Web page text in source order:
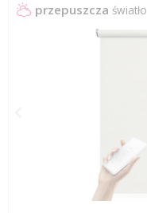
przepuszcza światło